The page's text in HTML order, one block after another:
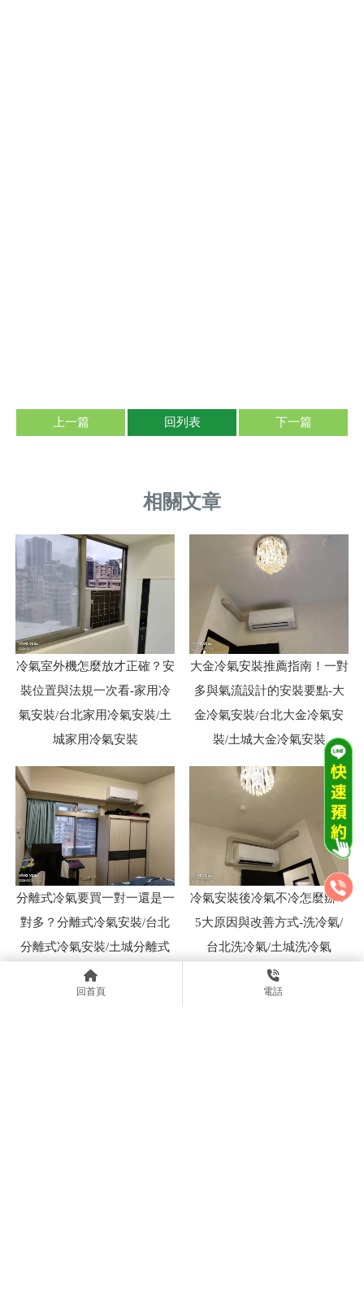
上一篇 回列表 下一篇
冷氣室外機怎麼放才正確？安
裝位置與法規一次看-家用冷
氣安裝/台北家用冷氣安裝/土
城家用冷氣安裝
大金冷氣安裝推薦指南！一對
多與氣流設計的安裝要點-大
金冷氣安裝/台北大金冷氣安
裝/土城大金冷氣安裝
分離式冷氣要買一對一還是一
對多？分離式冷氣安裝/台北
分離式冷氣安裝/土城分離式
冷氣安裝
冷氣安裝後冷氣不冷怎麼辦？
5大原因與改善方式-洗冷氣/
台北洗冷氣/土城洗冷氣
回首頁 電話